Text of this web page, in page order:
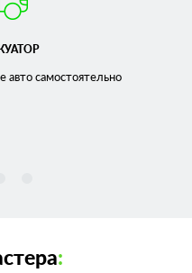
авто самостоятельно
: